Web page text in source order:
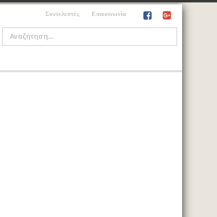
Συντελεστές Επικοινωνία